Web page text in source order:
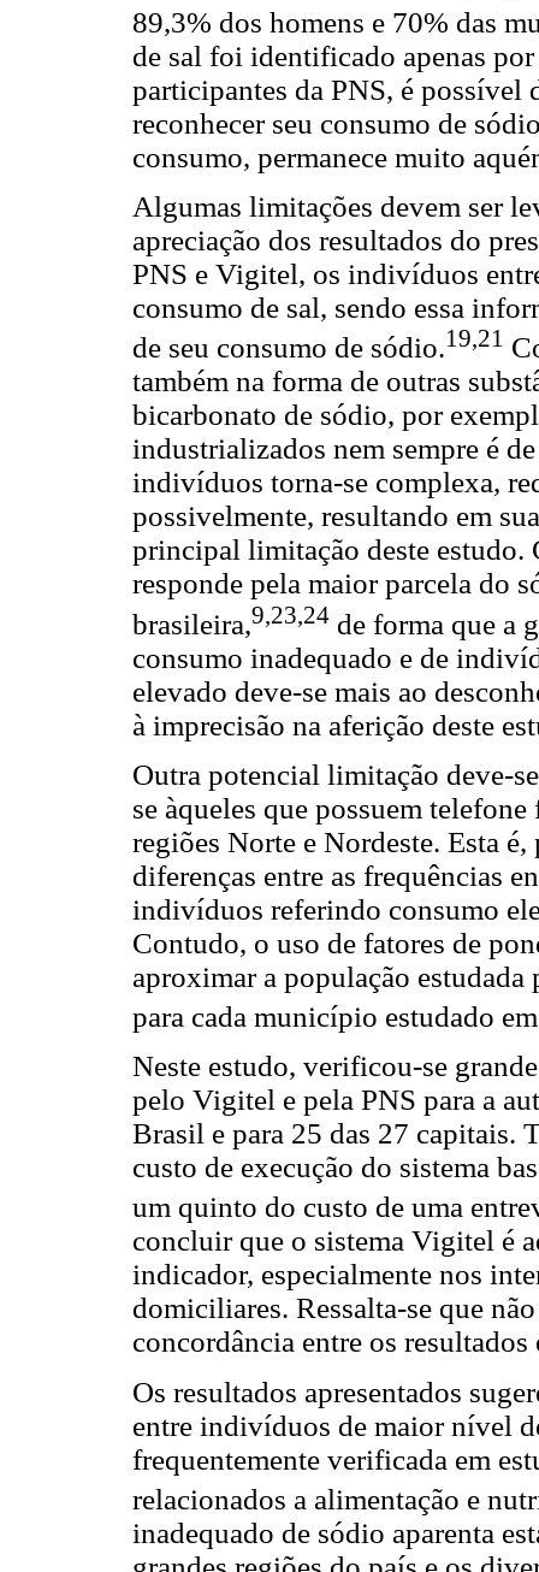
89,3% dos homens e 70% das
de sal foi identificado apenas
participantes da PNS, é possível
reconhecer seu consumo de
consumo, permanece muito
Algumas limitações devem ser
apreciação dos resultados do
PNS e Vigitel, os indivíduos
consumo de sal, sendo essa
de seu consumo de sódio.19,21
também na forma de outras
bicarbonato de sódio, por
industrializados nem sempre é
indivíduos torna-se complexa,
possivelmente, resultando em
principal limitação deste estudo.
responde pela maior parcela do
brasileira,9,23,24 de forma que a
consumo inadequado e de
elevado deve-se mais ao
à imprecisão na aferição deste
Outra potencial limitação deve-
se àqueles que possuem
regiões Norte e Nordeste. Esta
diferenças entre as frequências
indivíduos referindo consumo
Contudo, o uso de fatores de
aproximar a população
para cada município estudado
Neste estudo, verificou-se
pelo Vigitel e pela PNS para a
Brasil e para 25 das 27 capitais.
custo de execução do sistema
um quinto do custo de uma
concluir que o sistema Vigitel é
indicador, especialmente nos
domiciliares. Ressalta-se que
concordância entre os resultados
Os resultados apresentados
entre indivíduos de maior nível
frequentemente verificada em
relacionados a alimentação e
inadequado de sódio aparenta